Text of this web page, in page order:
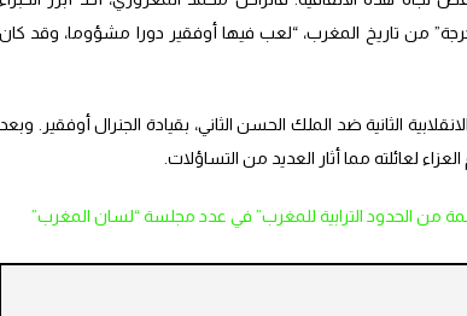
من تاريخ المغرب، “لعب فيها أوفقير دورا مشؤوما، وقد كان
الثانية ضد الملك الحسن الثاني، بقيادة الجنرال أوفقير. وبعد
لعائلته مما أثار العديد من التساؤلات.
من الحدود الترابية للمغرب” في عدد مجلسة “لسان المغرب”